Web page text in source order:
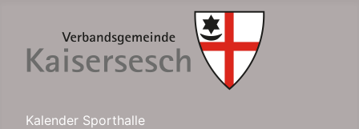
Kalender Sporthalle